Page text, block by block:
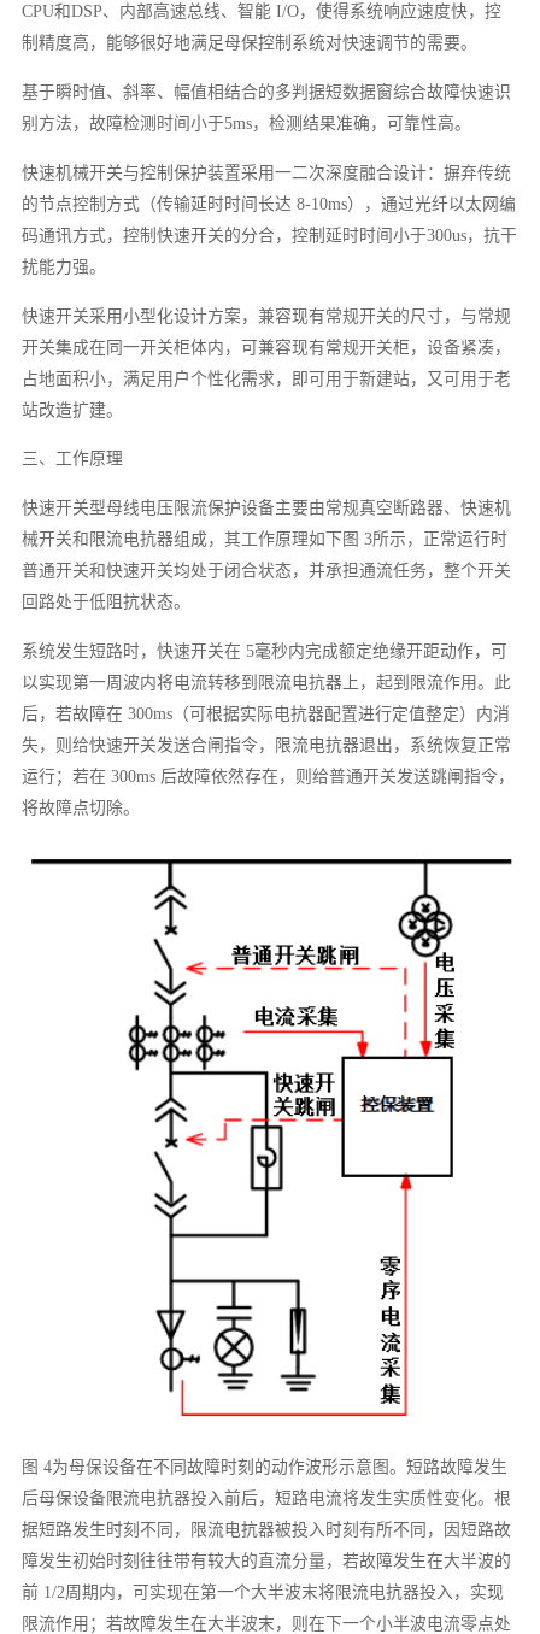
CPU和DSP、内部高速总线、智能 I/O，使得系统响应速度快，控
制精度高，能够很好地满足母保控制系统对快速调节的需要。
基于瞬时值、斜率、幅值相结合的多判据短数据窗综合故障快速识
别方法，故障检测时间小于5ms，检测结果准确，可靠性高。
快速机械开关与控制保护装置采用一二次深度融合设计：摒弃传统
的节点控制方式（传输延时时间长达 8-10ms），通过光纤以太网编
码通讯方式，控制快速开关的分合，控制延时时间小于300us，抗干
扰能力强。
快速开关采用小型化设计方案，兼容现有常规开关的尺寸，与常规
开关集成在同一开关柜体内，可兼容现有常规开关柜，设备紧凑，
占地面积小，满足用户个性化需求，即可用于新建站，又可用于老
站改造扩建。
三、工作原理
快速开关型母线电压限流保护设备主要由常规真空断路器、快速机
械开关和限流电抗器组成，其工作原理如下图 3所示，正常运行时
普通开关和快速开关均处于闭合状态，并承担通流任务，整个开关
回路处于低阻抗状态。
系统发生短路时，快速开关在 5毫秒内完成额定绝缘开距动作，可
以实现第一周波内将电流转移到限流电抗器上，起到限流作用。此
后，若故障在 300ms（可根据实际电抗器配置进行定值整定）内消
失，则给快速开关发送合闸指令，限流电抗器退出，系统恢复正常
运行；若在 300ms 后故障依然存在，则给普通开关发送跳闸指令，
将故障点切除。
图 4为母保设备在不同故障时刻的动作波形示意图。短路故障发生
后母保设备限流电抗器投入前后，短路电流将发生实质性变化。根
据短路发生时刻不同，限流电抗器被投入时刻有所不同，因短路故
障发生初始时刻往往带有较大的直流分量，若故障发生在大半波的
前 1/2周期内，可实现在第一个大半波末将限流电抗器投入，实现
限流作用；若故障发生在大半波末，则在下一个小半波电流零点处